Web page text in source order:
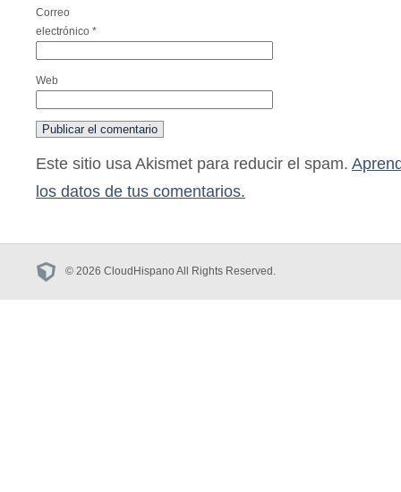
Correo
electrónico *
Web
Este sitio usa Akismet para reducir el spam.
los datos de tus comentarios.
© 2026 CloudHispano All Rights Reserved.